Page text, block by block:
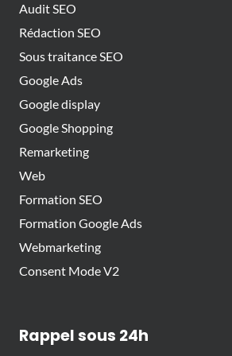
Audit SEO
Rédaction SEO
Sous traitance SEO
Google Ads
Google display
Google Shopping
Remarketing
Web
Formation SEO
Formation Google Ads
Webmarketing
Consent Mode V2
Rappel sous 24h